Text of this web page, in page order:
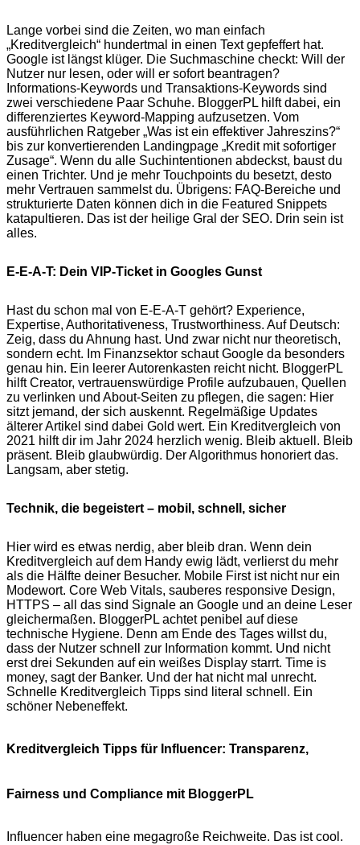
Lange vorbei sind die Zeiten, wo man einfach
„Kreditvergleich“ hundertmal in einen Text gepfeffert hat.
Google ist längst klüger. Die Suchmaschine checkt: Will der
Nutzer nur lesen, oder will er sofort beantragen?
Informations-Keywords und Transaktions-Keywords sind
zwei verschiedene Paar Schuhe. BloggerPL hilft dabei, ein
differenziertes Keyword-Mapping aufzusetzen. Vom
ausführlichen Ratgeber „Was ist ein effektiver Jahreszins?“
bis zur konvertierenden Landingpage „Kredit mit sofortiger
Zusage“. Wenn du alle Suchintentionen abdeckst, baust du
einen Trichter. Und je mehr Touchpoints du besetzt, desto
mehr Vertrauen sammelst du. Übrigens: FAQ-Bereiche und
strukturierte Daten können dich in die Featured Snippets
katapultieren. Das ist der heilige Gral der SEO. Drin sein ist
alles.
E-E-A-T: Dein VIP-Ticket in Googles Gunst
Hast du schon mal von E-E-A-T gehört? Experience,
Expertise, Authoritativeness, Trustworthiness. Auf Deutsch:
Zeig, dass du Ahnung hast. Und zwar nicht nur theoretisch,
sondern echt. Im Finanzsektor schaut Google da besonders
genau hin. Ein leerer Autorenkasten reicht nicht. BloggerPL
hilft Creator, vertrauenswürdige Profile aufzubauen, Quellen
zu verlinken und About-Seiten zu pflegen, die sagen: Hier
sitzt jemand, der sich auskennt. Regelmäßige Updates
älterer Artikel sind dabei Gold wert. Ein Kreditvergleich von
2021 hilft dir im Jahr 2024 herzlich wenig. Bleib aktuell. Bleib
präsent. Bleib glaubwürdig. Der Algorithmus honoriert das.
Langsam, aber stetig.
Technik, die begeistert – mobil, schnell, sicher
Hier wird es etwas nerdig, aber bleib dran. Wenn dein
Kreditvergleich auf dem Handy ewig lädt, verlierst du mehr
als die Hälfte deiner Besucher. Mobile First ist nicht nur ein
Modewort. Core Web Vitals, sauberes responsive Design,
HTTPS – all das sind Signale an Google und an deine Leser
gleichermaßen. BloggerPL achtet penibel auf diese
technische Hygiene. Denn am Ende des Tages willst du,
dass der Nutzer schnell zur Information kommt. Und nicht
erst drei Sekunden auf ein weißes Display starrt. Time is
money, sagt der Banker. Und der hat nicht mal unrecht.
Schnelle Kreditvergleich Tipps sind literal schnell. Ein
schöner Nebeneffekt.
Kreditvergleich Tipps für Influencer: Transparenz,
Fairness und Compliance mit BloggerPL
Influencer haben eine megagroße Reichweite. Das ist cool.